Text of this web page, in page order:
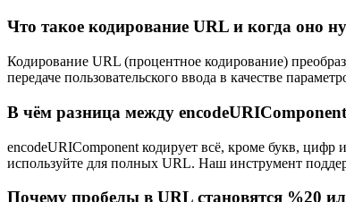
Что такое кодирование URL и когда оно
Кодирование URL (процентное кодирование)
передаче пользовательского ввода в качестве
В чём разница между
encodeURIComponent кодирует всё, кроме букв,
используйте для полных URL. Наш инструмент
Почему пробелы в URL становятся %20